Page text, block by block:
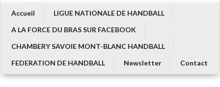
Accueil
LIGUE NATIONALE DE HANDBALL
A LA FORCE DU BRAS SUR FACEBOOK
CHAMBERY SAVOIE MONT-BLANC HANDBALL
FEDERATION DE HANDBALL
Newsletter Contact